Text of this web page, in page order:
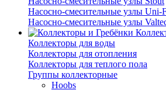
Насосно-смесительные узлы
Насосно-смесительные узлы
Коллекторы для воды
Коллекторы для отопления
Коллекторы для теплого пола
Группы коллекторные
Hoobs